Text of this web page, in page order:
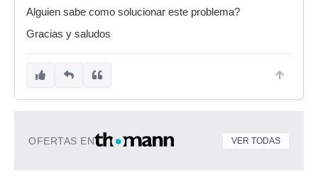
Alguien sabe como solucionar este problema?
Gracias y saludos
OFERTAS EN VER TODAS